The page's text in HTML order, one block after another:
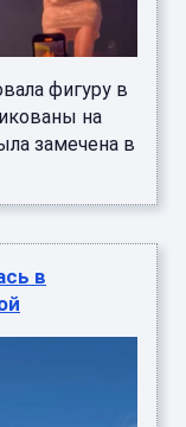
фигуру в
на
замечена в
в